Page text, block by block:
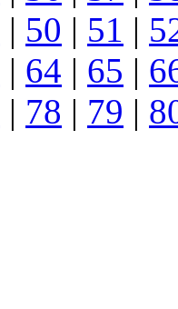
| 50 | 51 |
| 64 | 65 |
| 78 | 79 |